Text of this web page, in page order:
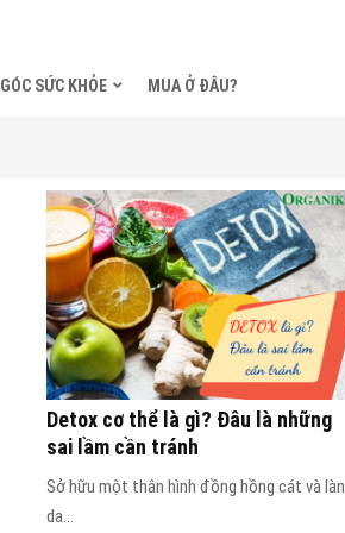
GÓC SỨC KHỎE MUA Ở ĐÂU?
Detox cơ thể là gì? Đâu là những
sai lầm cần tránh
Sở hữu một thân hình đồng hồng cát và làn
da...